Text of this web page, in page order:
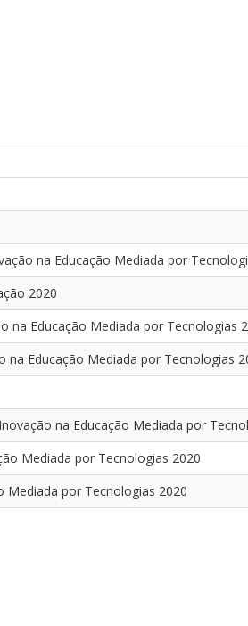
na Educação Mediada por
2020
na Educação Mediada por Tecnologias
na Educação Mediada por Tecnologias
na Educação Mediada por
Mediada por Tecnologias 2020
Mediada por Tecnologias 2020